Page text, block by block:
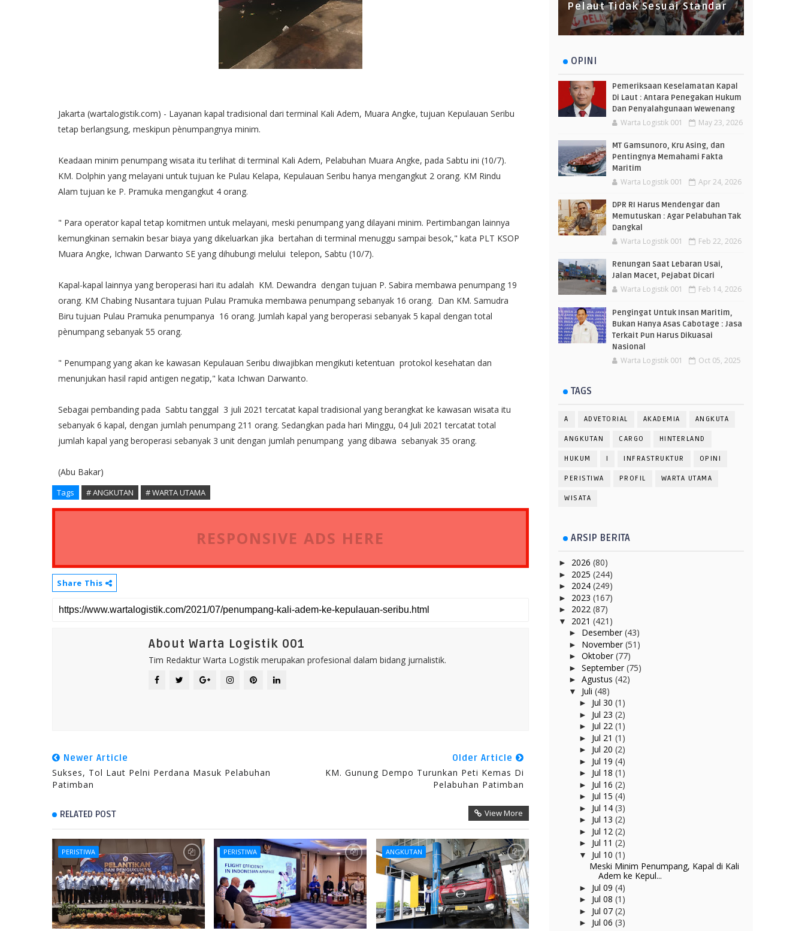
Jakarta (wartalogistik.com) - Layanan kapal tradisional dari terminal Kali Adem, Muara Angke, tujuan Kepulauan Seribu
tetap berlangsung, meskipun pènumpangnya minim.
Keadaan minim penumpang wisata itu terlihat di terminal Kali Adem, Pelabuhan Muara Angke, pada Sabtu ini (10/7).
KM. Dolphin yang melayani untuk tujuan ke Pulau Kelapa, Kepulauan Seribu hanya mengangkut 2 orang. KM Rindu
Alam tujuan ke P. Pramuka mengangkut 4 orang.
" Para operator kapal tetap komitmen untuk melayani, meski penumpang yang dilayani minim. Pertimbangan lainnya
kemungkinan semakin besar biaya yang dikeluarkan jika bertahan di terminal menuggu sampai besok," kata PLT KSOP
Muara Angke, Ichwan Darwanto SE yang dihubungi melului telepon, Sabtu (10/7).
Kapal-kapal lainnya yang beroperasi hari itu adalah KM. Dewandra dengan tujuan P. Sabira membawa penumpang 19
orang. KM Chabing Nusantara tujuan Pulau Pramuka membawa penumpang sebanyak 16 orang. Dan KM. Samudra
Biru tujuan Pulau Pramuka penumpanya 16 orang. Jumlah kapal yang beroperasi sebanyak 5 kapal dengan total
pènumpang sebanyak 55 orang.
" Penumpang yang akan ke kawasan Kepulauan Seribu diwajibkan mengikuti ketentuan protokol kesehatan dan
menunjukan hasil rapid antigen negatip," kata Ichwan Darwanto.
Sebagai pembanding pada Sabtu tanggal 3 juli 2021 tercatat kapal tradisional yang berangkat ke kawasan wisata itu
sebanyak 6 kapal, dengan jumlah penumpang 211 orang. Sedangkan pada hari Minggu, 04 Juli 2021 tercatat total
jumlah kapal yang beroperasi sebanyak 3 unit dengan jumlah penumpang yang dibawa sebanyak 35 orang.
(Abu Bakar)
Tags # ANGKUTAN # WARTA UTAMA
RESPONSIVE ADS HERE
Share This
About Warta Logistik 001
Tim Redaktur Warta Logistik merupakan profesional dalam bidang jurnalistik.
Newer Article
Sukses, Tol Laut Pelni Perdana Masuk Pelabuhan
Patimban
Older Article
KM. Gunung Dempo Turunkan Peti Kemas Di
Pelabuhan Patimban
RELATED POST View More
PERISTIWA PERISTIWA ANGKUTAN
Pelaut Tidak Sesuai Standar
OPINI
Pemeriksaan Keselamatan Kapal
Di Laut : Antara Penegakan Hukum
Dan Penyalahgunaan Wewenang
Warta Logistik 001 May 23, 2026
MT Gamsunoro, Kru Asing, dan
Pentingnya Memahami Fakta
Maritim
Warta Logistik 001 Apr 24, 2026
DPR RI Harus Mendengar dan
Memutuskan : Agar Pelabuhan Tak
Dangkal
Warta Logistik 001 Feb 22, 2026
Renungan Saat Lebaran Usai,
Jalan Macet, Pejabat Dicari
Warta Logistik 001 Feb 14, 2026
Pengingat Untuk Insan Maritim,
Bukan Hanya Asas Cabotage : Jasa
Terkait Pun Harus Dikuasai
Nasional
Warta Logistik 001 Oct 05, 2025
TAGS
A ADVETORIAL AKADEMIA ANGKUTA
ANGKUTAN CARGO HINTERLAND
HUKUM I INFRASTRUKTUR OPINI
PERISTIWA PROFIL WARTA UTAMA
WISATA
ARSIP BERITA
► 2026 (80)
► 2025 (244)
► 2024 (249)
► 2023 (167)
► 2022 (87)
▼ 2021 (421)
► Desember(43)
► November(51)
► Oktober(77)
► September(75)
► Agustus (42)
▼ Juli (48)
► Jul 30 (1)
► Jul 23 (2)
► Jul 22 (1)
► Jul 21 (1)
► Jul 20 (2)
► Jul 19 (4)
► Jul 18 (1)
► Jul 16 (2)
► Jul 15 (4)
► Jul 14 (3)
► Jul 13 (2)
► Jul 12 (2)
► Jul 11 (2)
▼ Jul 10 (1)
Meski Minim Penumpang, Kapal di Kali
Adem ke Kepul...
► Jul 09 (4)
► Jul 08 (1)
► Jul 07 (2)
► Jul 06 (3)